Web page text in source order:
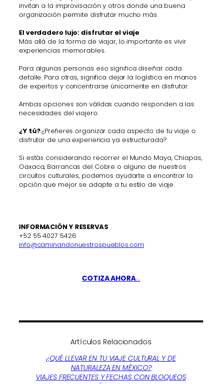
invitan a la improvisación y otros donde una buena
organización permite disfrutar mucho más.
El verdadero lujo: disfrutar el viaje
Más allá de la forma de viajar, lo importante es vivir
experiencias memorables.
Para algunas personas eso significa diseñar cada
detalle. Para otras, significa dejar la logística en manos
de expertos y concentrarse únicamente en disfrutar.
Ambas opciones son válidas cuando responden a las
necesidades del viajero.
¿Y tú?¿Prefieres organizar cada aspecto de tu viaje o
disfrutar de una experiencia ya estructurada?
Si estás considerando recorrer el Mundo Maya, Chiapas,
Oaxaca, Barrancas del Cobre o alguno de nuestros
circuitos culturales, podemos ayudarte a encontrar la
opción que mejor se adapte a tu estilo de viaje.
INFORMACIÓN Y RESERVAS
+52 55 4027 5426
info@caminandonuestrospueblos.com
COTIZA AHORA…
Artículos Relacionados
¿QUÉ LLEVAR EN TU VIAJE CULTURAL Y DE
NATURALEZA EN MÉXICO?
VIAJES FRECUENTES Y FECHAS CON BLOQUEOS